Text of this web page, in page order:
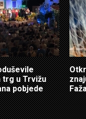
trg u Trvižu
pobjede